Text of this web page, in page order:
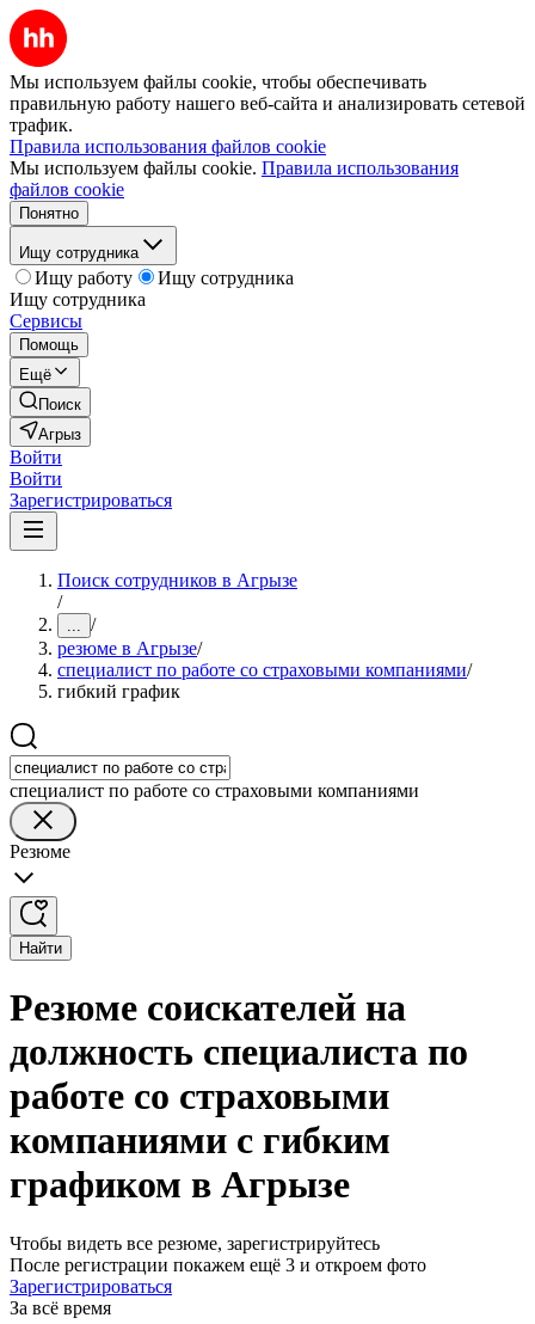
Мы используем файлы cookie, чтобы обеспечивать
правильную работу нашего веб-сайта и анализировать сетевой
трафик.
Правила использования файлов cookie
Мы используем файлы cookie. Правила использования
файлов cookie
Понятно
Ищу сотрудника
Ищу работу
Ищу сотрудника
Ищу сотрудника
Сервисы
Помощь
Ещё
Поиск
Агрыз
Войти
Войти
Зарегистрироваться
Поиск сотрудников в Агрызе
/
... /
резюме в Агрызе/
специалист по работе со страховыми компаниями/
гибкий график
специалист по работе со страховыми компаниями
Резюме
Найти
Резюме соискателей на
должность специалиста по
работе со страховыми
компаниями с гибким
графиком в Агрызе
Чтобы видеть все резюме, зарегистрируйтесь
После регистрации покажем ещё 3 и откроем фото
Зарегистрироваться
За всё время